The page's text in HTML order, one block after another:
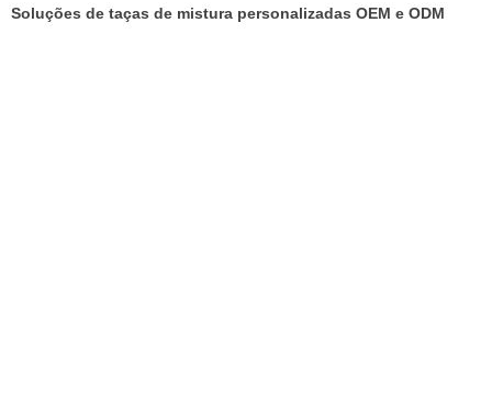
Soluções de taças de mistura personalizadas OEM e ODM